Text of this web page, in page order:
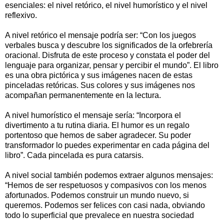
esenciales: el nivel retórico, el nivel humorístico y el nivel
reflexivo.
A nivel retórico el mensaje podría ser: “Con los juegos
verbales busca y descubre los significados de la orfebrería
oracional. Disfruta de este proceso y constata el poder del
lenguaje para organizar, pensar y percibir el mundo”. El libro
es una obra pictórica y sus imágenes nacen de estas
pinceladas retóricas. Sus colores y sus imágenes nos
acompañan permanentemente en la lectura.
A nivel humorístico el mensaje sería: “Incorpora el
divertimento a tu rutina diaria. El humor es un regalo
portentoso que hemos de saber agradecer. Su poder
transformador lo puedes experimentar en cada página del
libro”. Cada pincelada es pura catarsis.
A nivel social también podemos extraer algunos mensajes:
“Hemos de ser respetuosos y compasivos con los menos
afortunados. Podemos construir un mundo nuevo, si
queremos. Podemos ser felices con casi nada, obviando
todo lo superficial que prevalece en nuestra sociedad